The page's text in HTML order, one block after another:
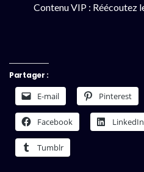
Contenu VIP : Réécoutez
Partager :
E-mail Pinterest
Facebook LinkedIn
Tumblr